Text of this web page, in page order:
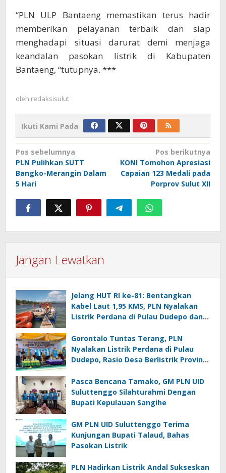
“PLN ULP Bantaeng memastikan terus hadir
memberikan pelayanan terbaik dan siap
menghadapi situasi darurat demi menjaga
keandalan pasokan listrik di Kabupaten
Bantaeng, “tutupnya. ***
oleh redaksisulut
Ikuti Kami Pada
Navigasi
pos
Pos sebelumnya
PLN Pulihkan SUTT
Bangko-Merangin Dalam
5 Hari
Pos berikutnya
KONI Tomohon Apresiasi
Capaian 123 Medali pada
Porprov Sulut XII
Jangan Lewatkan
Jelang HUT RI ke-81: Bentangkan
Kabel Laut 1,95 KMS, PLN Nyalakan
Listrik Perdana di Pulau Dudepo dan
Berlistrik Provinsi Gorontalo
Gorontalo Tuntas Terang, PLN
Nyalakan Listrik Perdana di Pulau
Dudepo, Rasio Desa Berlistrik Provinsi
Pasca Bencana Tamako, GM PLN UID
Suluttenggo Silahturahmi Dengan
Bupati Kepulauan Sangihe
GM PLN UID Suluttenggo Terima
Kunjungan Bupati Talaud, Bahas
Pasokan Listrik
PLN Hadirkan Listrik Andal Sukseskan